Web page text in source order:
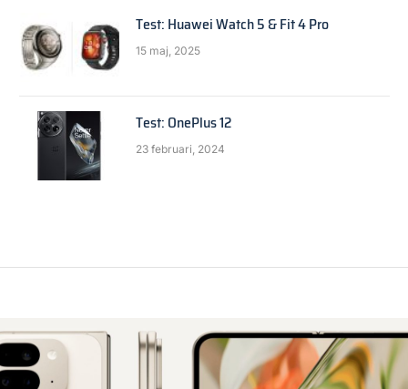
Test: Huawei Watch 5 & Fit 4 Pro
15 maj, 2025
Test: OnePlus 12
23 februari, 2024